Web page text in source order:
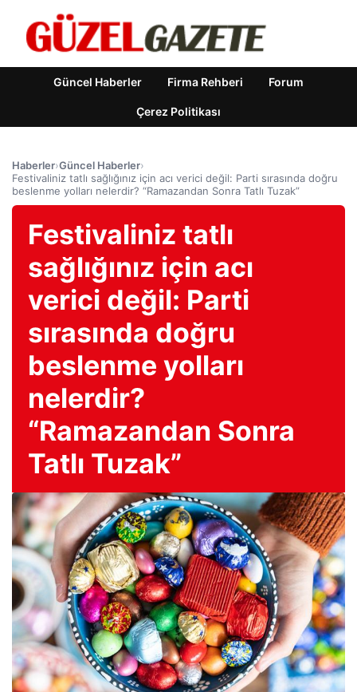
Güncel Haberler Firma Rehberi Forum
Çerez Politikası
Haberler›Güncel Haberler›
Festivaliniz tatlı sağlığınız için acı verici değil: Parti sırasında doğru
beslenme yolları nelerdir? “Ramazandan Sonra Tatlı Tuzak”
Festivaliniz tatlı
sağlığınız için acı
verici değil: Parti
sırasında doğru
beslenme yolları
nelerdir?
“Ramazandan Sonra
Tatlı Tuzak”